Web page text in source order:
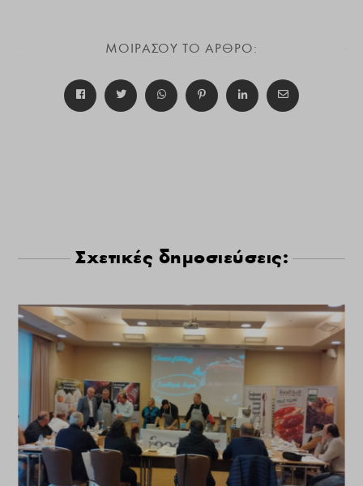
ΜΟΙΡΑΣΟΥ ΤΟ ΑΡΘΡΟ:
Σχετικές δημοσιεύσεις: